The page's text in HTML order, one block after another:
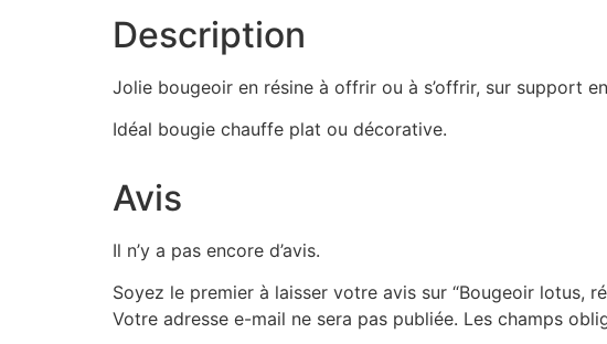
Description
Jolie bougeoir en résine à offrir ou à s’offrir, sur support
Idéal bougie chauffe plat ou décorative.
Avis
Il n’y a pas encore d’avis.
Soyez le premier à laisser votre avis sur “Bougeoir lotus,
Votre adresse e-mail ne sera pas publiée. Les champs